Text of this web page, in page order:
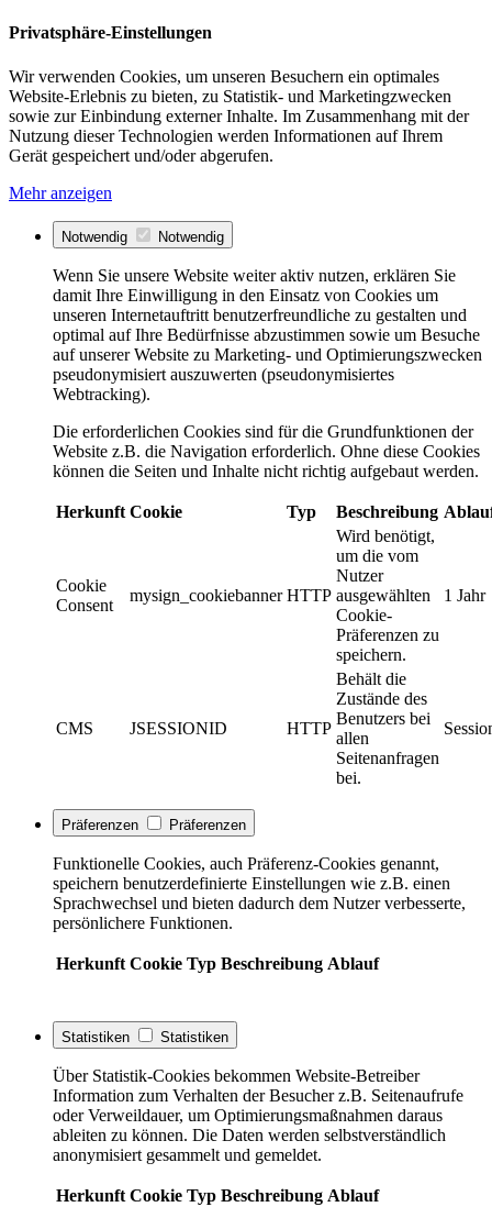
Privatsphäre-Einstellungen
Wir verwenden Cookies, um unseren Besuchern ein optimales
Website-Erlebnis zu bieten, zu Statistik- und Marketingzwecken
sowie zur Einbindung externer Inhalte. Im Zusammenhang mit der
Nutzung dieser Technologien werden Informationen auf Ihrem
Gerät gespeichert und/oder abgerufen.
Mehr anzeigen
Notwendig Notwendig
Wenn Sie unsere Website weiter aktiv nutzen, erklären Sie
damit Ihre Einwilligung in den Einsatz von Cookies um
unseren Internetauftritt benutzerfreundliche zu gestalten und
optimal auf Ihre Bedürfnisse abzustimmen sowie um Besuche
auf unserer Website zu Marketing- und Optimierungszwecken
pseudonymisiert auszuwerten (pseudonymisiertes
Webtracking).
Die erforderlichen Cookies sind für die Grundfunktionen der
Website z.B. die Navigation erforderlich. Ohne diese Cookies
können die Seiten und Inhalte nicht richtig aufgebaut werden.
Herkunft Cookie Typ Beschreibung
Cookie
Consent
mysign_cookiebanner HTTP
Wird benötigt,
um die vom
Nutzer
ausgewählten
Cookie-
Präferenzen zu
speichern.
1 Jahr
CMS JSESSIONID HTTP
Behält die
Zustände des
Benutzers bei
allen
Seitenanfragen
bei.
Präferenzen Präferenzen
Funktionelle Cookies, auch Präferenz-Cookies genannt,
speichern benutzerdefinierte Einstellungen wie z.B. einen
Sprachwechsel und bieten dadurch dem Nutzer verbesserte,
persönlichere Funktionen.
Herkunft Cookie Typ Beschreibung Ablauf
Statistiken Statistiken
Über Statistik-Cookies bekommen Website-Betreiber
Information zum Verhalten der Besucher z.B. Seitenaufrufe
oder Verweildauer, um Optimierungsmaßnahmen daraus
ableiten zu können. Die Daten werden selbstverständlich
anonymisiert gesammelt und gemeldet.
Herkunft Cookie Typ Beschreibung Ablauf